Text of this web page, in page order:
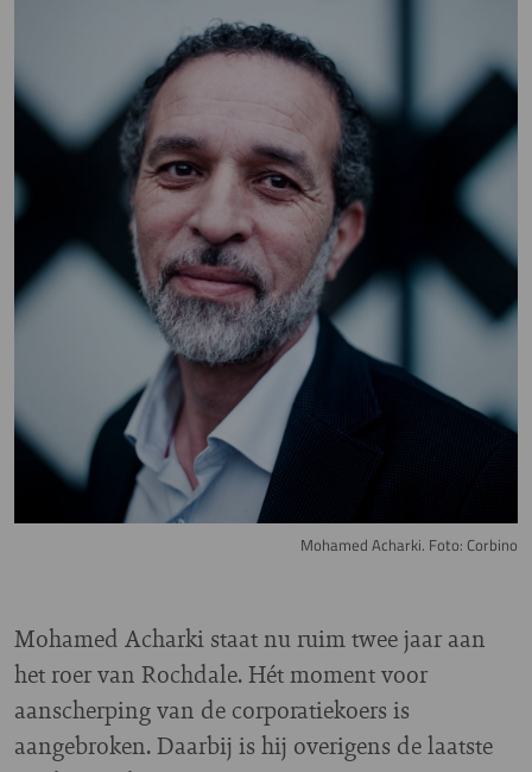
Mohamed Acharki. Foto: Corbino
Mohamed Acharki staat nu ruim twee jaar aan
het roer van Rochdale. Hét moment voor
aanscherping van de corporatiekoers is
aangebroken. Daarbij is hij overigens de laatste